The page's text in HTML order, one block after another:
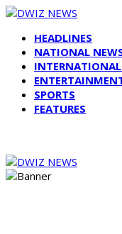
HEADLINES
NATIONAL
SPORTS
FEATURES